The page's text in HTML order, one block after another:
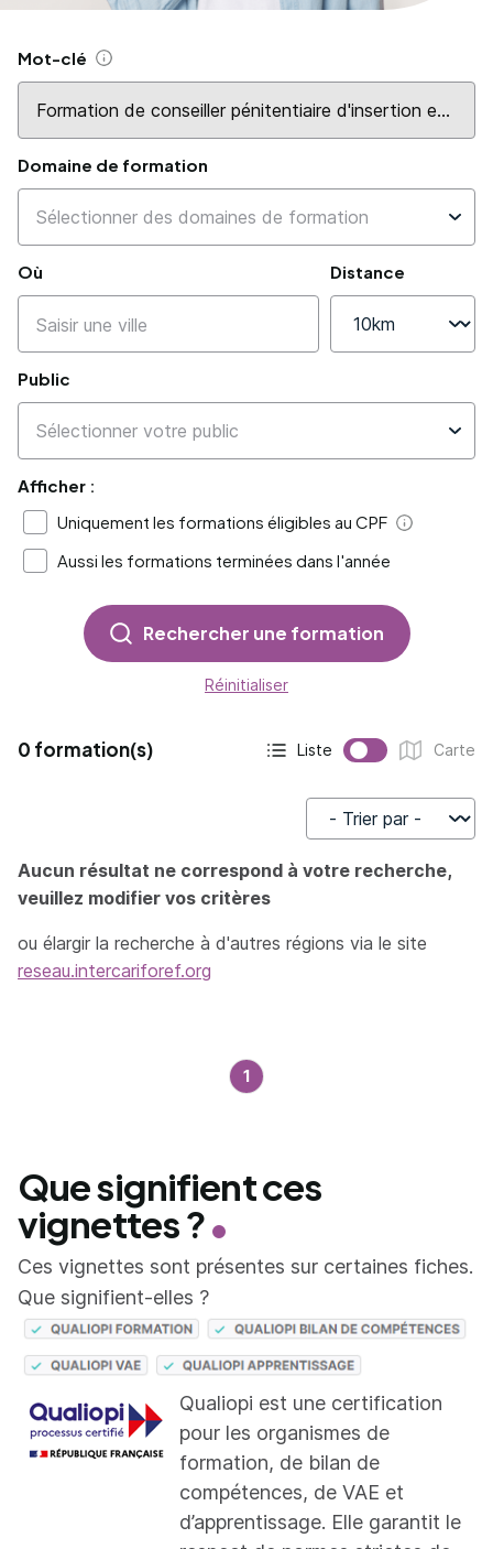
Mot-clé Aide
Domaine de formation
Où Distance
Public
Afficher :
Uniquement les formations éligibles au CPF
Aide
Aussi les formations terminées dans l'année
Rechercher une formation
Réinitialiser
0 formation(s)
Affichage actif :
Liste
Affichage :
Carte
Trier par
Aucun résultat ne correspond à votre recherche,
veuillez modifier vos critères
ou élargir la recherche à d'autres régions via le site
reseau.intercariforef.org
1
Que signifient ces
vignettes ?
Ces vignettes sont présentes sur certaines fiches.
Que signifient-elles ?
Qualiopi est une certification
pour les organismes de
formation, de bilan de
compétences, de VAE et
d’apprentissage. Elle garantit le